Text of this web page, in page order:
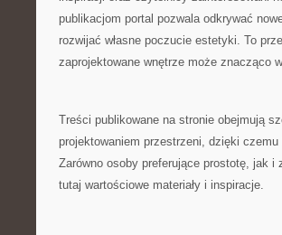
publikacjom portal pozwala odkrywać
rozwijać własne poczucie estetyki. To
zaprojektowane wnętrze może znacząco
Treści publikowane na stronie obejmują
projektowaniem przestrzeni, dzięki
Zarówno osoby preferujące prostotę, jak
tutaj wartościowe materiały i inspiracje.